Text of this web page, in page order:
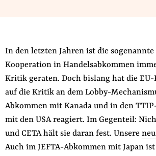
Impressum
Suche
auf
der
Website
Folge Uns
FacebookMastodon InstagramYoutube
In den letzten Jahren ist die
Kooperation in Handelsabkommen
Kritik geraten. Doch bislang hat die
auf die Kritik an dem Lobby-
Abkommen mit Kanada und in den
mit den USA reagiert. Im Gegenteil:
und CETA hält sie daran fest. Unsere
Auch im JEFTA-Abkommen mit Japan